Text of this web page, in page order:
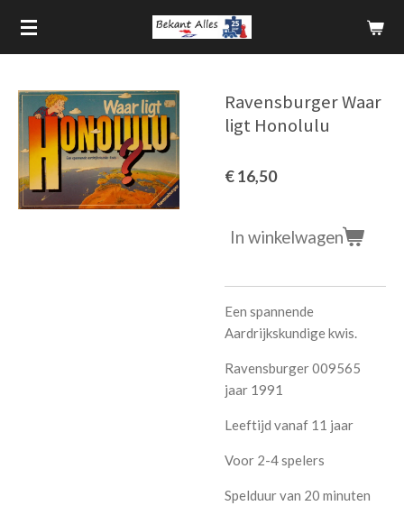
Ga
direct
hoofdinhoud
Ravensburger Waar
ligt Honolulu
€ 16,50
In winkelwagen
Een spannende
Aardrijkskundige kwis.
Ravensburger 009565
jaar 1991
Leeftijd vanaf 11 jaar
Voor 2-4 spelers
Spelduur van 20 minuten